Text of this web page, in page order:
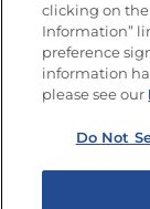
clicking on the
Information”
preference
information
please see our
Do Not